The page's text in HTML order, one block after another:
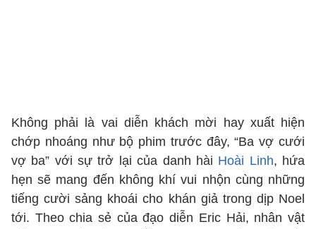
Không phải là vai diễn khách mời hay xuất hiện
chớp nhoáng như bộ phim trước đây, “Ba vợ cưới
vợ ba” với sự trở lại của danh hài Hoài Linh, hứa
hẹn sẽ mang đến không khí vui nhộn cùng những
tiếng cười sảng khoái cho khán giả trong dịp Noel
tới. Theo chia sẻ của đạo diễn Eric Hải, nhân vật